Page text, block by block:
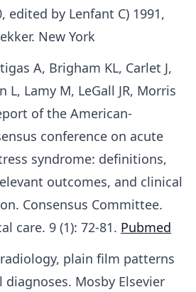
edited by Lenfant C) 1991,
New York
A, Brigham KL, Carlet J,
L, Lamy M, LeGall JR, Morris
of the American-
conference on acute
syndrome: definitions,
outcomes, and clinical
Consensus Committee.
care. 9 (1): 72-81. Pubmed
radiology, plain film patterns
Mosby Elsevier